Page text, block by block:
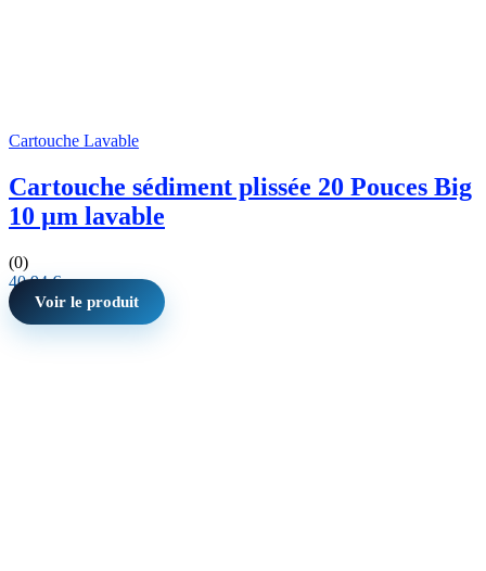
Cartouche Lavable
Cartouche sédiment plissée 20 Pouces Big
10 µm lavable
(0)
40,94€
Voir le produit